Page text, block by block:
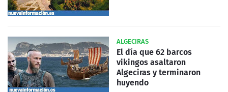
ALGECIRAS
El día que 62 barcos
vikingos asaltaron
Algeciras y terminaron
huyendo